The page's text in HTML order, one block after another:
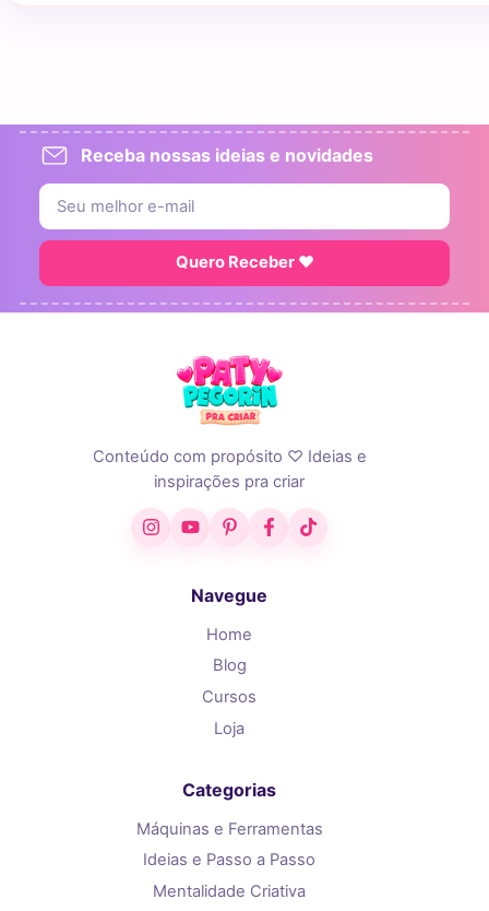
Receba nossas ideias e novidades
Quero Receber ♥
Conteúdo com propósito ♡ Ideias e
inspirações pra criar
InstagramYouTubePinterestFacebook
TikTok
Navegue
Home
Blog
Cursos
Loja
Categorias
Máquinas e Ferramentas
Ideias e Passo a Passo
Mentalidade Criativa